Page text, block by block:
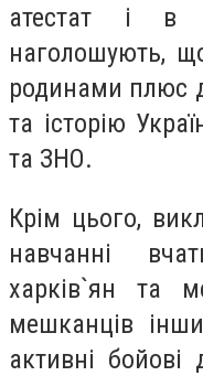
атестат і в
наголошують,
родинами плюс
та історію
та ЗНО.
Крім цього,
навчанні
харків`ян та
мешканців
активні бойові